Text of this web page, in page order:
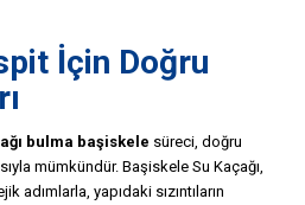
İçin Doğru
bulma başiskele süreci, doğru
mümkündür. Başiskele Su Kaçağı,
adımlarla, yapıdaki sızıntıların